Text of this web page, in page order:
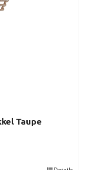
Taupe